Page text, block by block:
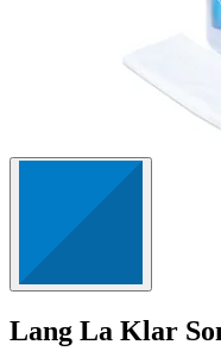
Lang La Klar